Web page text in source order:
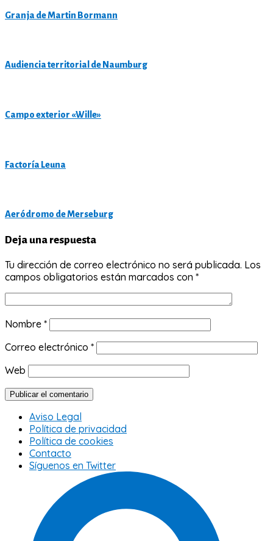
Granja de Martin Bormann
Audiencia territorial de Naumburg
Campo exterior «Wille»
Factoría Leuna
Aeródromo de Merseburg
Deja una respuesta
Tu dirección de correo electrónico no será publicada. Los
campos obligatorios están marcados con *
Nombre *
Correo electrónico *
Web
Aviso Legal
Política de privacidad
Política de cookies
Contacto
Síguenos en Twitter